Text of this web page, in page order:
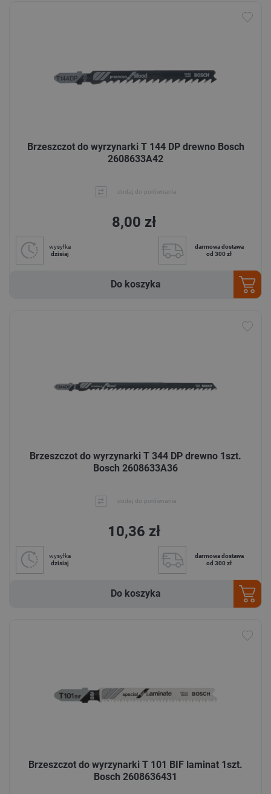
Brzeszczot do wyrzynarki T 144 DP drewno Bosch
2608633A42
dodaj do porównania
8,00 zł
wysyłka
dzisiaj
darmowa dostawa
od 300 zł
Do koszyka
Brzeszczot do wyrzynarki T 344 DP drewno 1szt.
Bosch 2608633A36
dodaj do porównania
10,36 zł
wysyłka
dzisiaj
darmowa dostawa
od 300 zł
Do koszyka
Brzeszczot do wyrzynarki T 101 BIF laminat 1szt.
Bosch 2608636431